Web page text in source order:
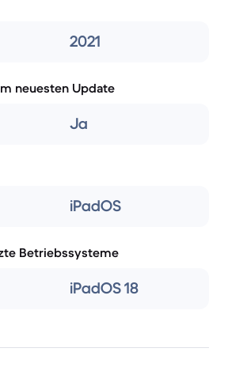
2021
neuesten Update
Ja
iPadOS
Betriebssysteme
iPadOS 18